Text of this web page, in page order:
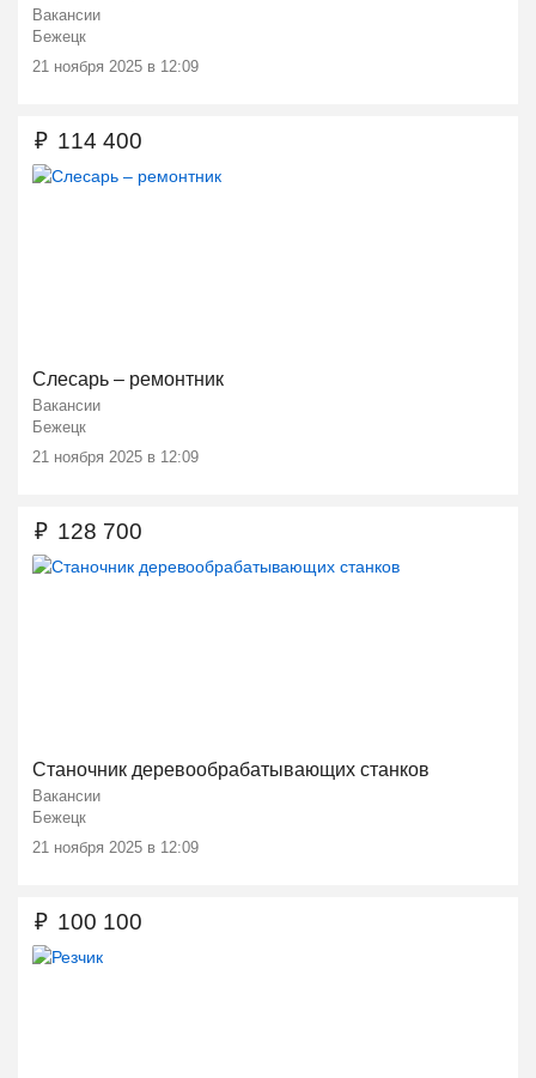
Вакансии
Бежецк
21 ноября 2025 в 12:09
Слесарь – ремонтник
Вакансии
Бежецк
21 ноября 2025 в 12:09
₽ 114 400
Станочник деревообрабатывающих станков
Вакансии
Бежецк
21 ноября 2025 в 12:09
₽ 128 700
₽ 100 100